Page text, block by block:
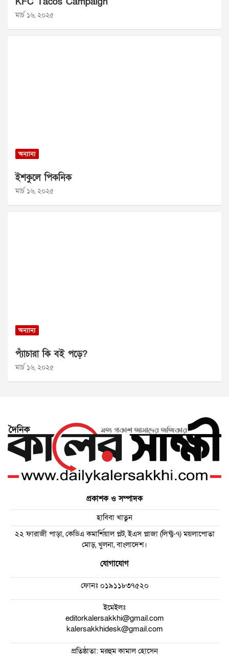
মার্চ ১৬, ২০২৫
অন্যান্য
ইশকুলে পিকনিক
মার্চ ১৬, ২০২৫
অন্যান্য
প্যাঁচারা কি বই পড়ে?
মার্চ ১৬, ২০২৫
প্রকাশক ও সম্পাদক
হাবিবা খাতুন
২২ ফারাজী পাড়া, কেডিএ কমার্শিয়াল প্লট, ইএস প্লাজা (লিফ্ট-৭) ময়লাপোতা
মোড়, খুলনা, বাংলাদেশ।
যোগাযোগ
ফোনঃ০১৯১১৮৩৭৫২০
ইমেইলঃ
editorkalersakkhi@gmail.com
kalersakkhidesk@gmail.com
প্রতিষ্ঠাতা: মরহুম কামাল হোসেন